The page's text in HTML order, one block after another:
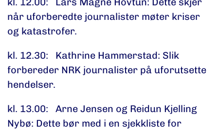
når uforberedte journalister møter kriser
og katastrofer.
kl. 12.30: Kathrine Hammerstad: Slik
forbereder NRK journalister på uforutsette
hendelser.
kl. 13.00: Arne Jensen og Reidun Kjelling
Nybø: Dette bør med i en sjekkliste for